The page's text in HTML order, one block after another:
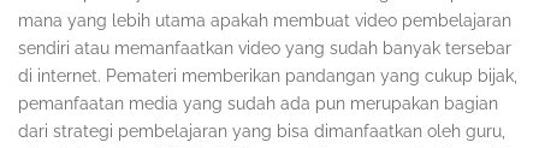
mana yang lebih utama apakah membuat video pembelajaran
sendiri atau memanfaatkan video yang sudah banyak tersebar
di internet. Pemateri memberikan pandangan yang cukup bijak,
pemanfaatan media yang sudah ada pun merupakan bagian
dari strategi pembelajaran yang bisa dimanfaatkan oleh guru,